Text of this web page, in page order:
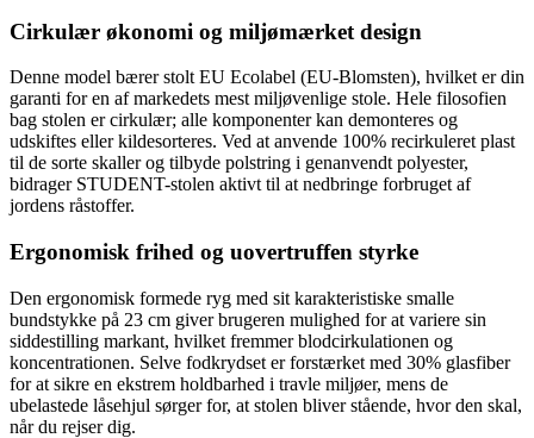
Cirkulær økonomi og miljømærket design
Denne model bærer stolt EU Ecolabel (EU-Blomsten), hvilket er din
garanti for en af markedets mest miljøvenlige stole. Hele filosofien
bag stolen er cirkulær; alle komponenter kan demonteres og
udskiftes eller kildesorteres. Ved at anvende 100% recirkuleret plast
til de sorte skaller og tilbyde polstring i genanvendt polyester,
bidrager STUDENT-stolen aktivt til at nedbringe forbruget af
jordens råstoffer.
Ergonomisk frihed og uovertruffen styrke
Den ergonomisk formede ryg med sit karakteristiske smalle
bundstykke på 23 cm giver brugeren mulighed for at variere sin
siddestilling markant, hvilket fremmer blodcirkulationen og
koncentrationen. Selve fodkrydset er forstærket med 30% glasfiber
for at sikre en ekstrem holdbarhed i travle miljøer, mens de
ubelastede låsehjul sørger for, at stolen bliver stående, hvor den skal,
når du rejser dig.